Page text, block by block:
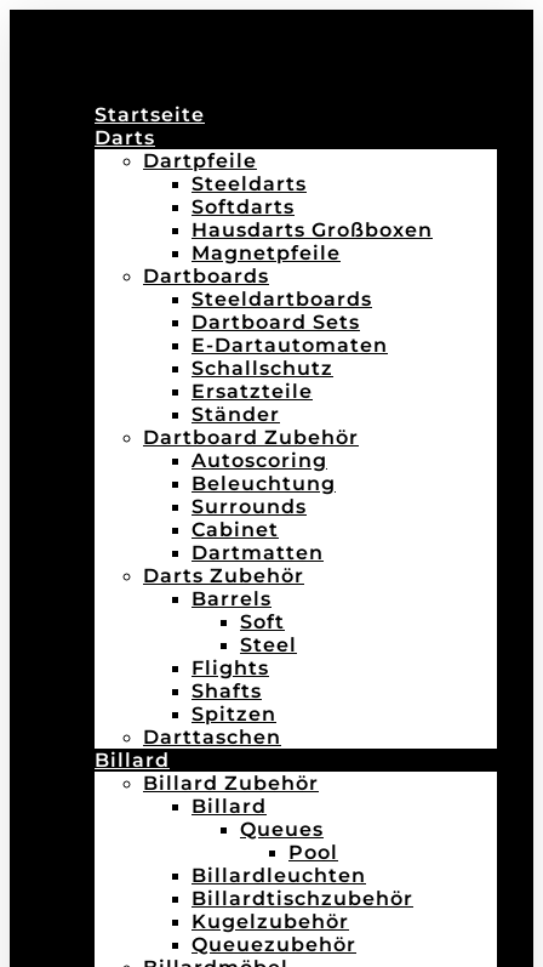
Startseite
Darts
Dartpfeile
Steeldarts
Softdarts
Hausdarts Großboxen
Magnetpfeile
Dartboards
Steeldartboards
Dartboard Sets
E-Dartautomaten
Schallschutz
Ersatzteile
Ständer
Dartboard Zubehör
Autoscoring
Beleuchtung
Surrounds
Cabinet
Dartmatten
Darts Zubehör
Barrels
Soft
Steel
Flights
Shafts
Spitzen
Darttaschen
Billard
Billard Zubehör
Billard
Queues
Pool
Billardleuchten
Billardtischzubehör
Kugelzubehör
Queuezubehör